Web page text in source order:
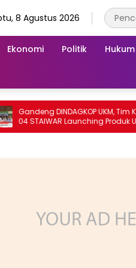
8 Agustus 2026
Ekonomi Politik Hukum
DINDAGKOP UKM, Tim KKN Unit
Launching Produk UMKM
Logung